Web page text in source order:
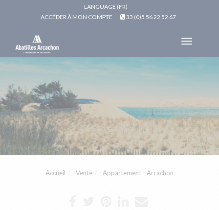
LANGUAGE (FR)
ACCÉDER À MON COMPTE
33 (0)5 56 22 52 67
Toggle
Accueil Vente Appartement - Arcachon